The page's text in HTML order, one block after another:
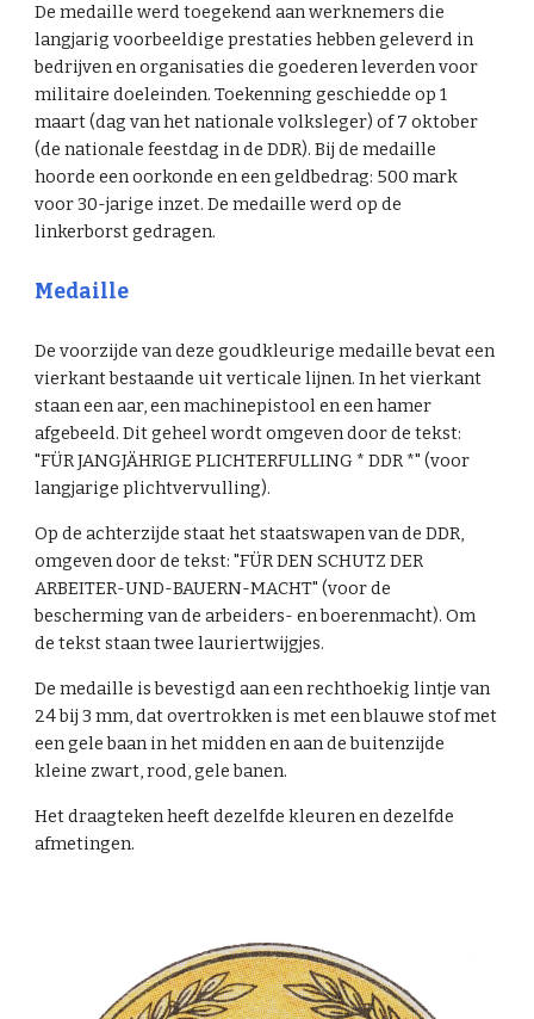
De medaille werd toegekend aan werknemers die
langjarig voorbeeldige prestaties hebben geleverd in
bedrijven en organisaties die goederen leverden voor
militaire doeleinden. Toekenning geschiedde op 1
maart (dag van het nationale volksleger) of 7 oktober
(de nationale feestdag in de DDR). Bij de medaille
hoorde een oorkonde en een geldbedrag: 500 mark
voor 30-jarige inzet. De medaille werd op de
linkerborst gedragen.
Medaille
De voorzijde van deze goudkleurige medaille bevat een
vierkant bestaande uit verticale lijnen. In het vierkant
staan een aar, een machinepistool en een hamer
afgebeeld. Dit geheel wordt omgeven door de tekst:
"FÜR JANGJÄHRIGE PLICHTERFULLING * DDR *" (voor
langjarige plichtvervulling).
Op de achterzijde staat het staatswapen van de DDR,
omgeven door de tekst: "FÜR DEN SCHUTZ DER
ARBEITER-UND-BAUERN-MACHT" (voor de
bescherming van de arbeiders- en boerenmacht). Om
de tekst staan twee lauriertwijgjes.
De medaille is bevestigd aan een rechthoekig lintje van
24 bij 3 mm, dat overtrokken is met een blauwe stof met
een gele baan in het midden en aan de buitenzijde
kleine zwart, rood, gele banen.
Het draagteken heeft dezelfde kleuren en dezelfde
afmetingen.